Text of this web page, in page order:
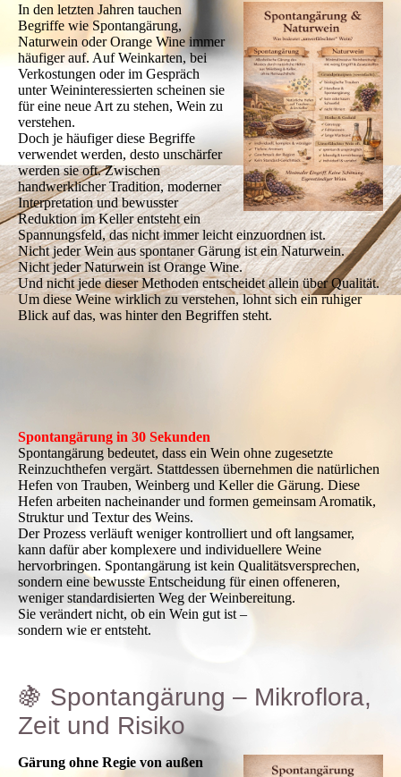
In den letzten Jahren tauchen
Begriffe wie Spontangärung,
Naturwein oder Orange Wine immer
häufiger auf. Auf Weinkarten, bei
Verkostungen oder im Gespräch
unter Weininteressierten scheinen sie
für eine neue Art zu stehen, Wein zu
verstehen.
Doch je häufiger diese Begriffe
verwendet werden, desto unschärfer
werden sie oft. Zwischen
handwerklicher Tradition, moderner
Interpretation und bewusster
Reduktion im Keller entsteht ein
Spannungsfeld, das nicht immer leicht einzuordnen ist.
Nicht jeder Wein aus spontaner Gärung ist ein Naturwein.
Nicht jeder Naturwein ist Orange Wine.
Und nicht jede dieser Methoden entscheidet allein über Qualität.
Um diese Weine wirklich zu verstehen, lohnt sich ein ruhiger
Blick auf das, was hinter den Begriffen steht.
Spontangärung in 30 Sekunden
Spontangärung bedeutet, dass ein Wein ohne zugesetzte
Reinzuchthefen vergärt. Stattdessen übernehmen die natürlichen
Hefen von Trauben, Weinberg und Keller die Gärung. Diese
Hefen arbeiten nacheinander und formen gemeinsam Aromatik,
Struktur und Textur des Weins.
Der Prozess verläuft weniger kontrolliert und oft langsamer,
kann dafür aber komplexere und individuellere Weine
hervorbringen. Spontangärung ist kein Qualitätsversprechen,
sondern eine bewusste Entscheidung für einen offeneren,
weniger standardisierten Weg der Weinbereitung.
Sie verändert nicht, ob ein Wein gut ist –
sondern wie er entsteht.
🍇 Spontangärung – Mikroflora,
Zeit und Risiko
Gärung ohne Regie von außen